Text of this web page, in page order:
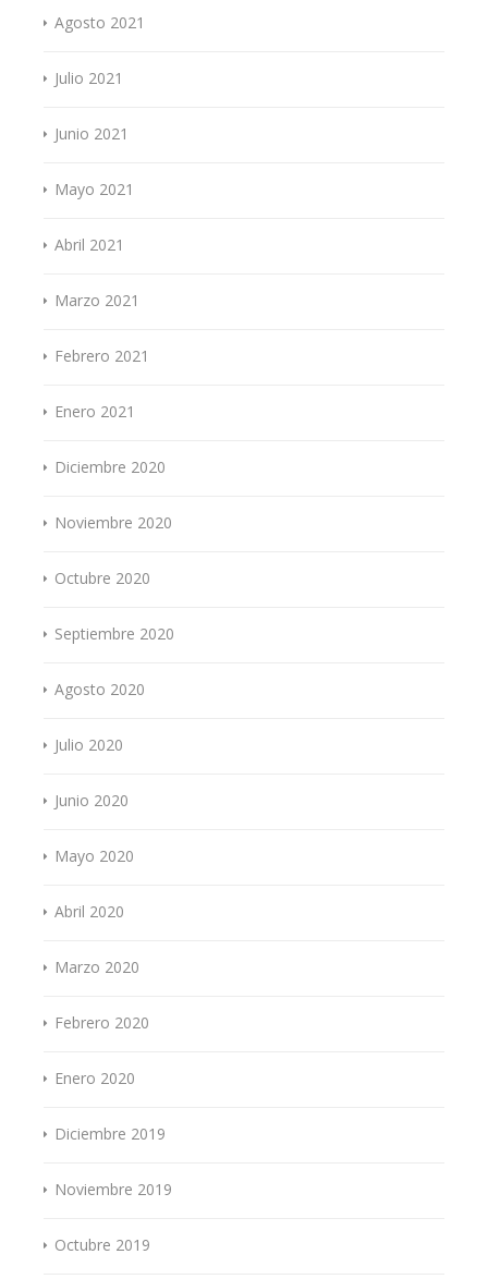
Agosto 2021
Julio 2021
Junio 2021
Mayo 2021
Abril 2021
Marzo 2021
Febrero 2021
Enero 2021
Diciembre 2020
Noviembre 2020
Octubre 2020
Septiembre 2020
Agosto 2020
Julio 2020
Junio 2020
Mayo 2020
Abril 2020
Marzo 2020
Febrero 2020
Enero 2020
Diciembre 2019
Noviembre 2019
Octubre 2019